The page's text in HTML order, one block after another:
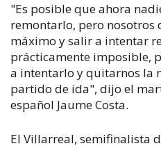
"Es posible que ahora
remontarlo, pero nosotros
máximo y salir a intentar
prácticamente imposible,
a intentarlo y quitarnos la
partido de ida", dijo el
español Jaume Costa.
El Villarreal, semifinalista